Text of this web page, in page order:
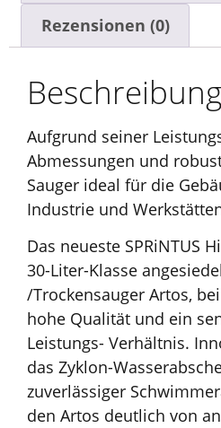
Rezensionen (0)
Beschreibung
Aufgrund seiner
Abmessungen und
Sauger ideal für die
Industrie und
Das neueste SPRiNTUS
30-Liter-Klasse
/Trockensauger Artos,
hohe Qualität und ein
Leistungs- Verhältnis.
das Zyklon-
zuverlässiger
den Artos deutlich von